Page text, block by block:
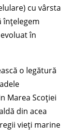
cu vârsta
înțelegem
în
o legătură
Marea Scoției
din acea
vieți marine